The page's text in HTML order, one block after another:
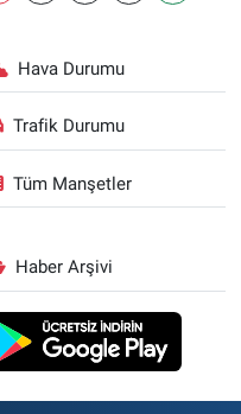
Hava Durumu
Trafik Durumu
Tüm Manşetler
Haber Arşivi